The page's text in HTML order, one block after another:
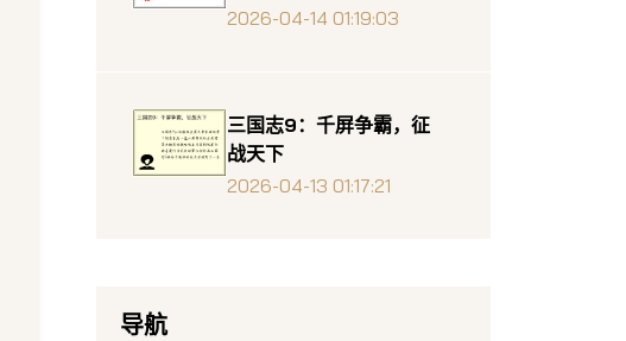
2026-04-14 01:19:03
三国志9：千屏争霸，征
战天下
2026-04-13 01:17:21
导航